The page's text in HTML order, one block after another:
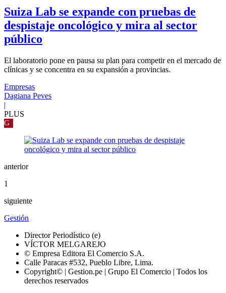
Suiza Lab se expande con pruebas de
despistaje oncológico y mira al sector
público
El laboratorio pone en pausa su plan para competir en el mercado de
clínicas y se concentra en su expansión a provincias.
Empresas
Dagiana Peves
|
PLUS
G
anterior
1
siguiente
Gestión
Director Periodístico (e)
VÍCTOR MELGAREJO
© Empresa Editora El Comercio S.A.
Calle Paracas #532, Pueblo Libre, Lima.
Copyright© | Gestion.pe | Grupo El Comercio | Todos los
derechos reservados